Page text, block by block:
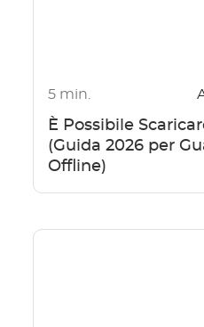
5 min.
È Possibile
(Guida 2026 per
Offline)